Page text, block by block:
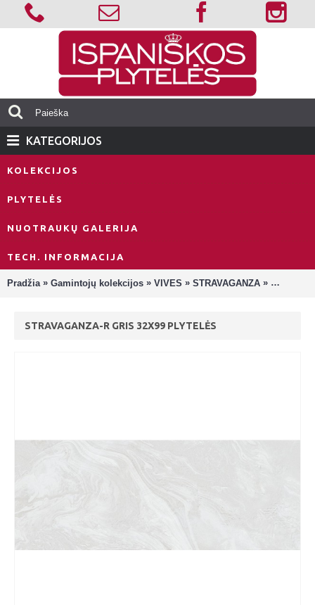
KATEGORIJOS
KOLEKCIJOS
PLYTELĖS
NUOTRAUKŲ GALERIJA
TECH. INFORMACIJA
Pradžia » Gamintojų kolekcijos » VIVES » STRAVAGANZA »
STRAVAGANZA-R GRIS 32X99 PLYTELĖS